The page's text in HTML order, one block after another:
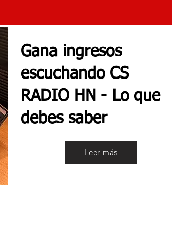
Gana ingresos
escuchando CS
RADIO HN - Lo que
debes saber
Leer más